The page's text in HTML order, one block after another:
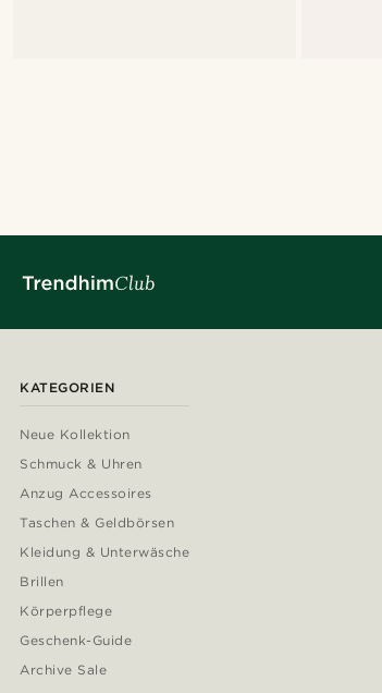
KATEGORIEN
Neue Kollektion
Schmuck & Uhren
Anzug Accessoires
Taschen & Geldbörsen
Kleidung & Unterwäsche
Brillen
Körperpflege
Geschenk-Guide
Archive Sale